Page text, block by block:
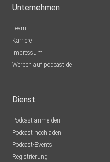
ueuhcktf
Bitterfeld-Wolfen
dewpo9ka
St. Urban
Unternehmen
Team
Karriere
Impressum
Werben auf podcast.de
Dienst
Podcast anmelden
Podcast hochladen
Podcast-Events
Registrierung